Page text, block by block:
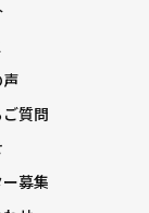
質問
募集